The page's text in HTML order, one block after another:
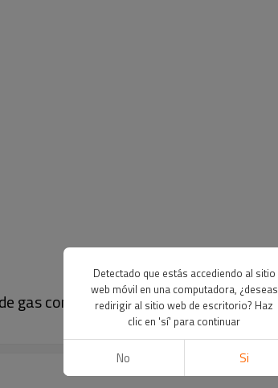
gas con temporizador | B9064 (blanco)
Detectado que estás accediendo al sitio
web móvil en una computadora, ¿deseas
redirigir al sitio web de escritorio? Haz
clic en 'sí' para continuar
No Si